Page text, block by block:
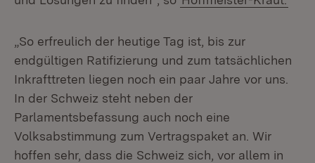
„So erfreulich der heutige Tag ist, bis zur
endgültigen Ratifizierung und zum tatsächlichen
Inkrafttreten liegen noch ein paar Jahre vor uns.
In der Schweiz steht neben der
Parlamentsbefassung auch noch eine
Volksabstimmung zum Vertragspaket an. Wir
hoffen sehr, dass die Schweiz sich, vor allem in